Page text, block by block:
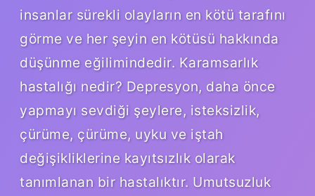
insanlar sürekli olayların en kötü tarafını
görme ve her şeyin en kötüsü hakkında
düşünme eğilimindedir. Karamsarlık
hastalığı nedir? Depresyon, daha önce
yapmayı sevdiği şeylere, isteksizlik,
çürüme, çürüme, uyku ve iştah
değişikliklerine kayıtsızlık olarak
tanımlanan bir hastalıktır. Umutsuzluk